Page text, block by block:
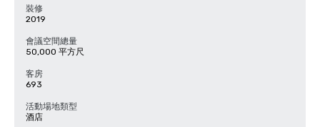
裝修
2019
會議空間總量
50,000 平方尺
客房
693
活動場地類型
酒店